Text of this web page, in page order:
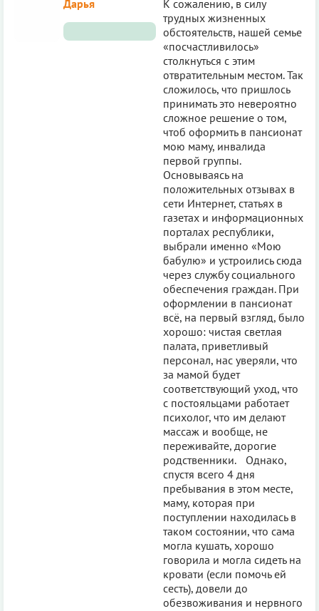
Дарья
К сожалению, в силу
трудных жизненных
обстоятельств, нашей семье
«посчастливилось»
столкнуться с этим
отвратительным местом. Так
сложилось, что пришлось
принимать это невероятно
сложное решение о том,
чтоб оформить в пансионат
мою маму, инвалида
первой группы.
Основываясь на
положительных отзывах в
сети Интернет, статьях в
газетах и информационных
порталах республики,
выбрали именно «Мою
бабулю» и устроились сюда
через службу социального
обеспечения граждан. При
оформлении в пансионат
всё, на первый взгляд, было
хорошо: чистая светлая
палата, приветливый
персонал, нас уверяли, что
за мамой будет
соответствующий уход, что
с постояльцами работает
психолог, что им делают
массаж и вообще, не
переживайте, дорогие
родственники. Однако,
спустя всего 4 дня
пребывания в этом месте,
маму, которая при
поступлении находилась в
таком состоянии, что сама
могла кушать, хорошо
говорила и могла сидеть на
кровати (если помочь ей
сесть), довели до
обезвоживания и нервного